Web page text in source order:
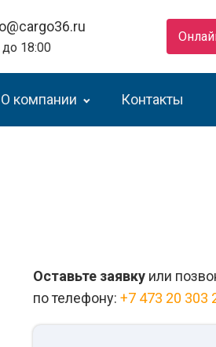
18:00
О компании Контакты
Оставьте заявку или
по телефону: +7 473 20 303